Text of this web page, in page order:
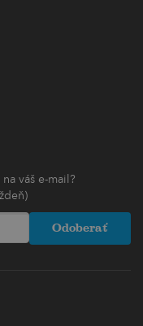
váš e-mail?
Odoberať